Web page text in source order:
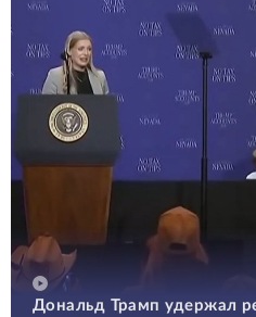
Дональд Трамп удержал